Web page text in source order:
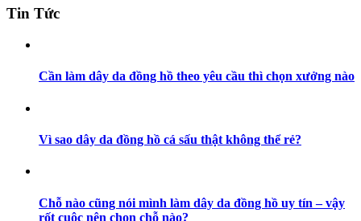
Tin Tức
Cần làm dây da đồng hồ theo yêu cầu thì chọn xưởng nào
Vì sao dây da đồng hồ cá sấu thật không thể rẻ?
Chỗ nào cũng nói mình làm dây da đồng hồ uy tín – vậy
rốt cuộc nên chọn chỗ nào?